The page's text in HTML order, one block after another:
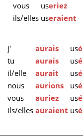
vous
useriez
ils/elles useraient
j'
aurais usé
tu
aurais usé
il/elle
aurait usé
nous
aurions usé
vous
auriez usé
ils/elles auraient usé